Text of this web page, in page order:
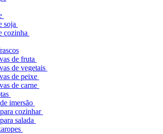
soja
cozinha
de fruta
de vegetais
de peixe
de carne
imersão
cozinhar
salada